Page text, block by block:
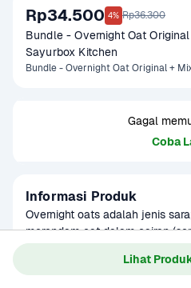
Lihat
Rp34.500 4% Rp36.300
Bundle - Overnight Oat
Sayurbox Kitchen
Bundle - Overnight Oat Original +
Gagal
Coba
Informasi Produk
Overnight oats adalah jenis
merendam oat dalam cairan
dibiarkan semalaman dalam
Baca Selengkapnya
Sarapan
Umur Simpan
7 Hari